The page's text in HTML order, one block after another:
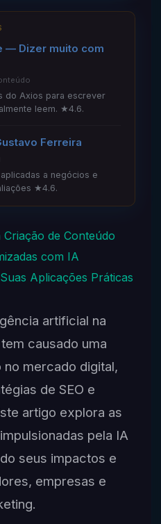
— Dizer muito com
do Axios para escrever
leem. ★4.6.
Ferreira
a negócios e
★4.6.
de Conteúdo
com IA
Aplicações Práticas
artificial na
causado uma
mercado digital,
de SEO e
artigo explora as
pela IA
seus impactos e
empresas e